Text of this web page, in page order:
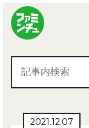
2021.12.07